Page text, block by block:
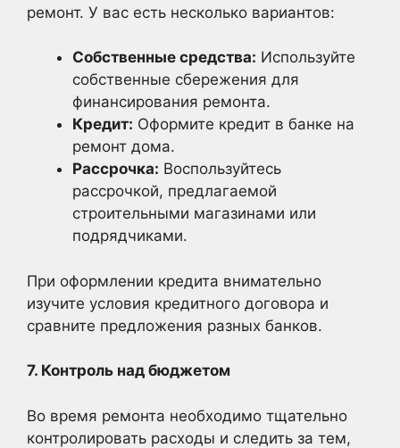
ремонт. У вас есть несколько вариантов:
Собственные средства: Используйте
собственные сбережения для
финансирования ремонта.
Кредит: Оформите кредит в банке на
ремонт дома.
Рассрочка: Воспользуйтесь
рассрочкой, предлагаемой
строительными магазинами или
подрядчиками.
При оформлении кредита внимательно
изучите условия кредитного договора и
сравните предложения разных банков.
7. Контроль над бюджетом
Во время ремонта необходимо тщательно
контролировать расходы и следить за тем,